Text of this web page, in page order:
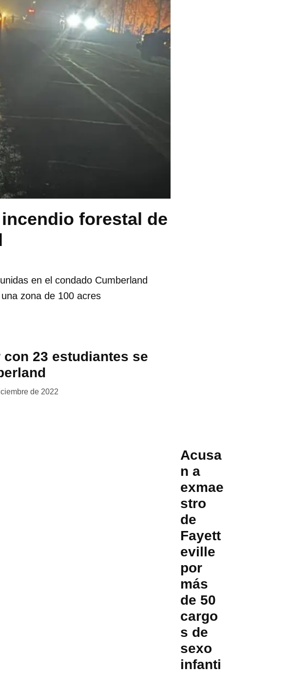
forestal de
en el condado Cumberland
zona de 100 acres
23 estudiantes se
de 2022
Acusa
n a
exmae
stro
de
Fayett
eville
por
más
de 50
cargo
s de
sexo
infanti